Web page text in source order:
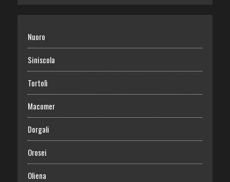
Nuoro
Siniscola
Tortolì
Macomer
Dorgali
Orosei
Oliena